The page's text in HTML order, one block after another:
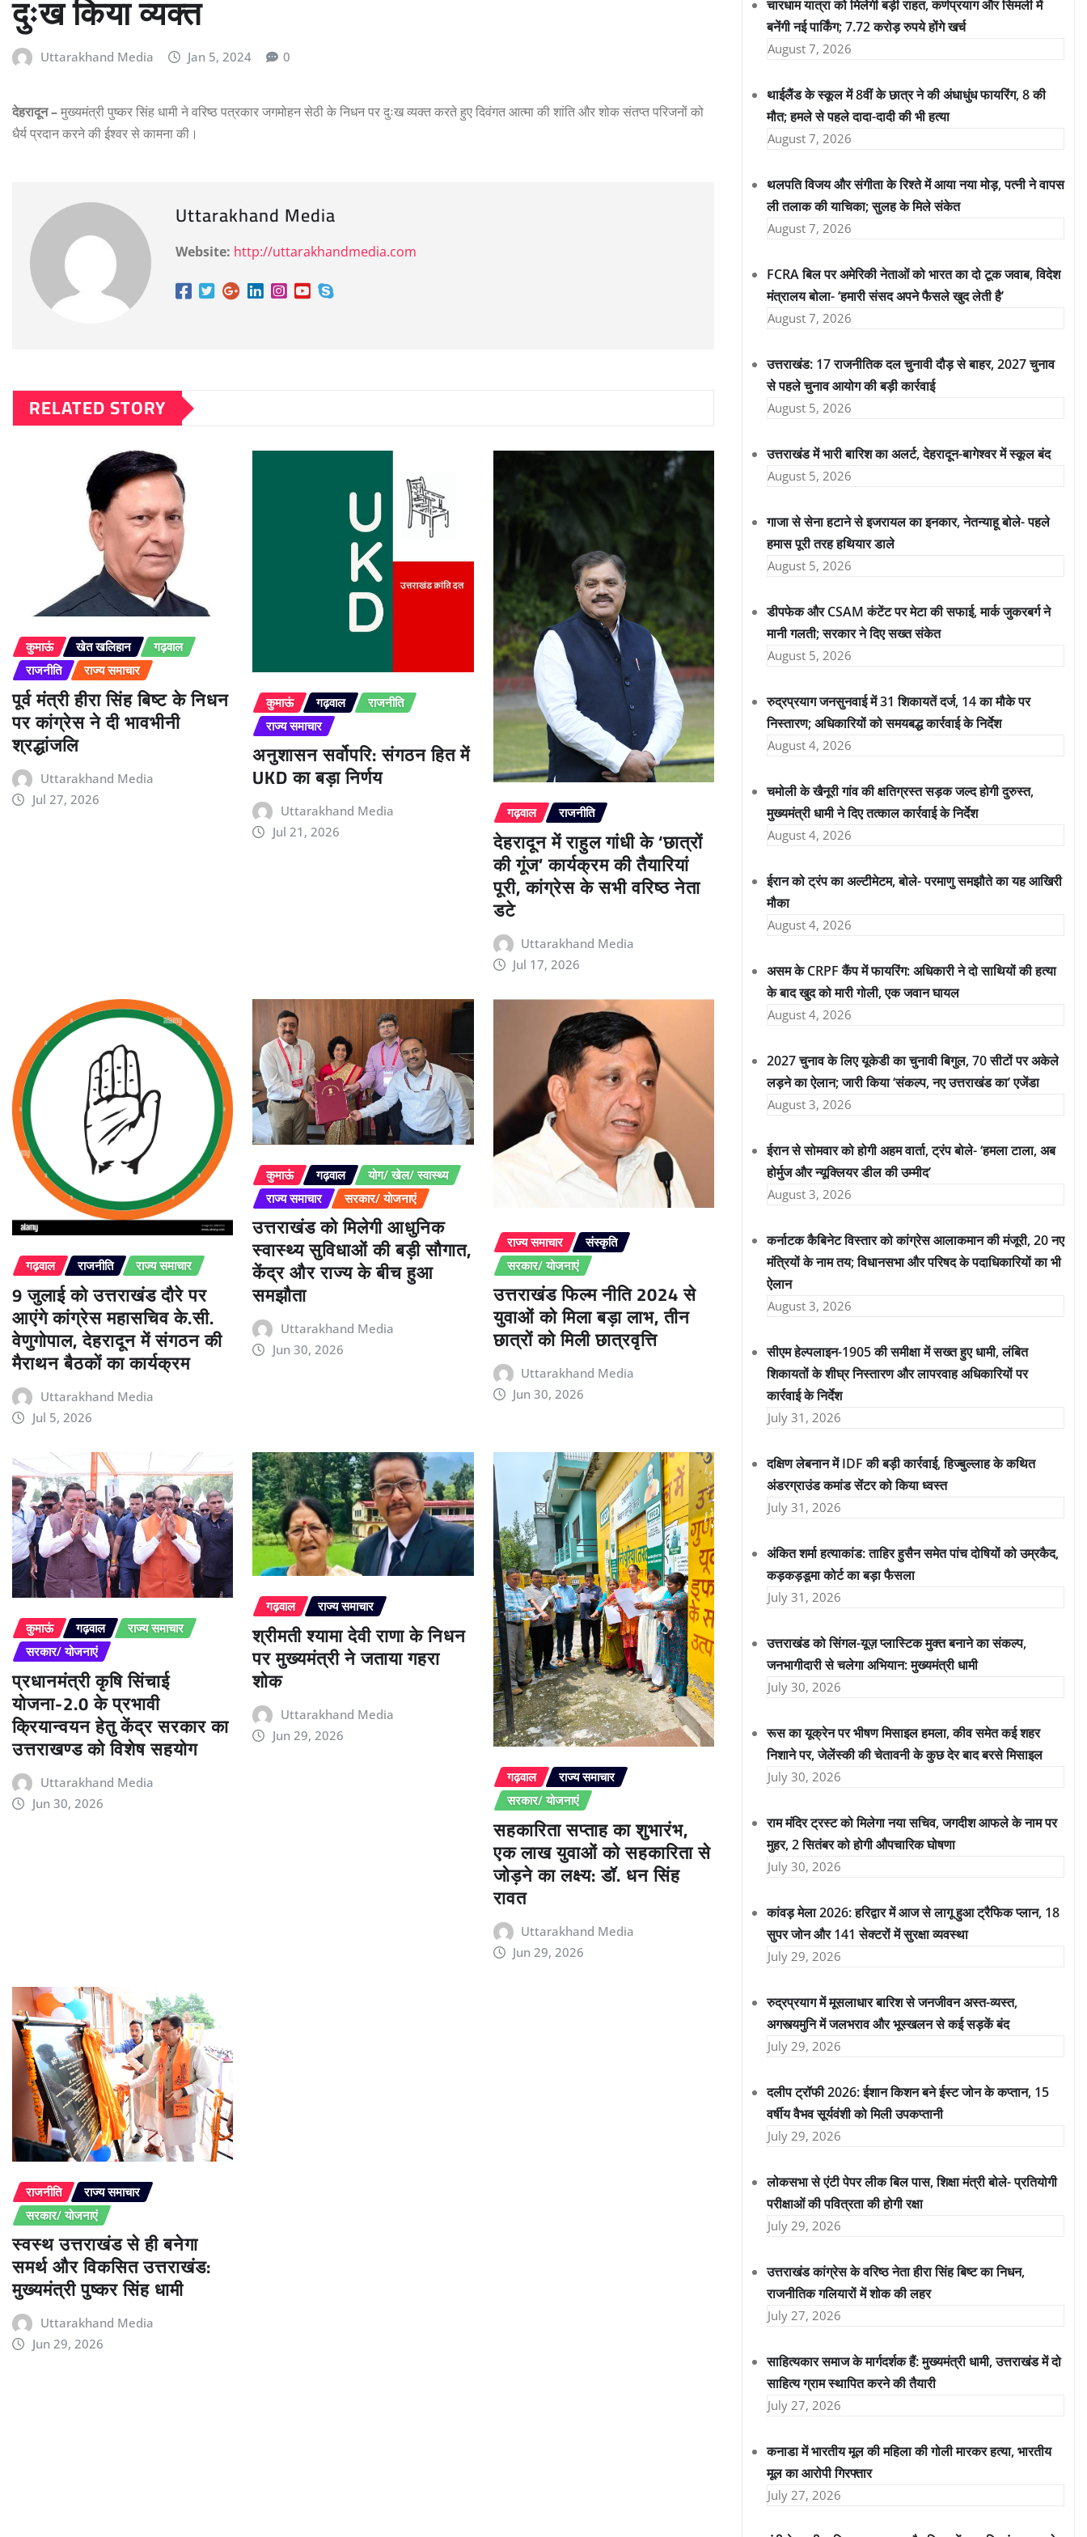
दुःख किया व्यक्त
Uttarakhand Media Jan 5, 2024 0
देहरादून –मुख्यमंत्री पुष्कर सिंह धामी ने वरिष्ठ पत्रकार जगमोहन सेठी के निधन पर दुःख व्यक्त करते हुए दिवंगत आत्मा की शांति और शोक संतप्त परिजनों को
धैर्य प्रदान करने की ईश्वर से कामना की।
Uttarakhand Media
Website: http://uttarakhandmedia.com
RELATED STORY
कुमाऊं खेत खलिहान
गढ़वाल
राजनीति
राज्य समाचार
पूर्व मंत्री हीरा सिंह बिष्ट के निधन
पर कांग्रेस ने दी भावभीनी
श्रद्धांजलि
Uttarakhand Media
Jul 27, 2026
कुमाऊं गढ़वाल
राजनीति
राज्य समाचार
अनुशासन सर्वोपरि: संगठन हित में
UKD का बड़ा निर्णय
Uttarakhand Media
Jul 21, 2026
गढ़वाल राजनीति
देहरादून में राहुल गांधी के ‘छात्रों
की गूंज’ कार्यक्रम की तैयारियां
पूरी, कांग्रेस के सभी वरिष्ठ नेता
डटे
Uttarakhand Media
Jul 17, 2026
गढ़वाल राजनीति राज्य समाचार
9 जुलाई को उत्तराखंड दौरे पर
आएंगे कांग्रेस महासचिव के.सी.
वेणुगोपाल, देहरादून में संगठन की
मैराथन बैठकों का कार्यक्रम
Uttarakhand Media
Jul 5, 2026
कुमाऊं गढ़वाल
योग/ खेल/ स्वास्थ्य
राज्य समाचार
सरकार/ योजनाएं
उत्तराखंड को मिलेगी आधुनिक
स्वास्थ्य सुविधाओं की बड़ी सौगात,
केंद्र और राज्य के बीच हुआ
समझौता
Uttarakhand Media
Jun 30, 2026
राज्य समाचार
संस्कृति
सरकार/ योजनाएं
उत्तराखंड फिल्म नीति 2024 से
युवाओं को मिला बड़ा लाभ, तीन
छात्रों को मिली छात्रवृत्ति
Uttarakhand Media
Jun 30, 2026
कुमाऊं गढ़वाल
राज्य समाचार
सरकार/ योजनाएं
प्रधानमंत्री कृषि सिंचाई
योजना-2.0 के प्रभावी
क्रियान्वयन हेतु केंद्र सरकार का
उत्तराखण्ड को विशेष सहयोग
Uttarakhand Media
Jun 30, 2026
गढ़वाल राज्य समाचार
श्रीमती श्यामा देवी राणा के निधन
पर मुख्यमंत्री ने जताया गहरा
शोक
Uttarakhand Media
Jun 29, 2026
गढ़वाल
राज्य समाचार
सरकार/ योजनाएं
सहकारिता सप्ताह का शुभारंभ,
एक लाख युवाओं को सहकारिता से
जोड़ने का लक्ष्य: डॉ. धन सिंह
रावत
Uttarakhand Media
Jun 29, 2026
राजनीति
राज्य समाचार
सरकार/ योजनाएं
स्वस्थ उत्तराखंड से ही बनेगा
समर्थ और विकसित उत्तराखंड:
मुख्यमंत्री पुष्कर सिंह धामी
Uttarakhand Media
Jun 29, 2026
चारधाम यात्रा को मिलेगी बड़ी राहत, कर्णप्रयाग और सिमली में
बनेंगी नई पार्किंग; 7.72 करोड़ रुपये होंगे खर्च
August 7, 2026
थाईलैंड के स्कूल में 8वीं के छात्र ने की अंधाधुंध फायरिंग, 8 की
मौत; हमले से पहले दादा-दादी की भी हत्या
August 7, 2026
थलपति विजय और संगीता के रिश्ते में आया नया मोड़, पत्नी ने वापस
ली तलाक की याचिका; सुलह के मिले संकेत
August 7, 2026
FCRA बिल पर अमेरिकी नेताओं को भारत का दो टूक जवाब, विदेश
मंत्रालय बोला- ‘हमारी संसद अपने फैसले खुद लेती है’
August 7, 2026
उत्तराखंड: 17 राजनीतिक दल चुनावी दौड़ से बाहर, 2027 चुनाव
से पहले चुनाव आयोग की बड़ी कार्रवाई
August 5, 2026
उत्तराखंड में भारी बारिश का अलर्ट, देहरादून-बागेश्वर में स्कूल बंद
August 5, 2026
गाजा से सेना हटाने से इजरायल का इनकार, नेतन्याहू बोले- पहले
हमास पूरी तरह हथियार डाले
August 5, 2026
डीपफेक और CSAM कंटेंट पर मेटा की सफाई, मार्क जुकरबर्ग ने
मानी गलती; सरकार ने दिए सख्त संकेत
August 5, 2026
रुद्रप्रयाग जनसुनवाई में 31 शिकायतें दर्ज, 14 का मौके पर
निस्तारण; अधिकारियों को समयबद्ध कार्रवाई के निर्देश
August 4, 2026
चमोली के खैनूरी गांव की क्षतिग्रस्त सड़क जल्द होगी दुरुस्त,
मुख्यमंत्री धामी ने दिए तत्काल कार्रवाई के निर्देश
August 4, 2026
ईरान को ट्रंप का अल्टीमेटम, बोले- परमाणु समझौते का यह आखिरी
मौका
August 4, 2026
असम के CRPF कैंप में फायरिंग: अधिकारी ने दो साथियों की हत्या
के बाद खुद को मारी गोली, एक जवान घायल
August 4, 2026
2027 चुनाव के लिए यूकेडी का चुनावी बिगुल, 70 सीटों पर अकेले
लड़ने का ऐलान; जारी किया ‘संकल्प, नए उत्तराखंड का’ एजेंडा
August 3, 2026
ईरान से सोमवार को होगी अहम वार्ता, ट्रंप बोले- ‘हमला टाला, अब
होर्मुज और न्यूक्लियर डील की उम्मीद’
August 3, 2026
कर्नाटक कैबिनेट विस्तार को कांग्रेस आलाकमान की मंजूरी, 20 नए
मंत्रियों के नाम तय; विधानसभा और परिषद के पदाधिकारियों का भी
ऐलान
August 3, 2026
सीएम हेल्पलाइन-1905 की समीक्षा में सख्त हुए धामी, लंबित
शिकायतों के शीघ्र निस्तारण और लापरवाह अधिकारियों पर
कार्रवाई के निर्देश
July 31, 2026
दक्षिण लेबनान में IDF की बड़ी कार्रवाई, हिज्बुल्लाह के कथित
अंडरग्राउंड कमांड सेंटर को किया ध्वस्त
July 31, 2026
अंकित शर्मा हत्याकांड: ताहिर हुसैन समेत पांच दोषियों को उम्रकैद,
कड़कड़डूमा कोर्ट का बड़ा फैसला
July 31, 2026
उत्तराखंड को सिंगल-यूज़ प्लास्टिक मुक्त बनाने का संकल्प,
जनभागीदारी से चलेगा अभियान: मुख्यमंत्री धामी
July 30, 2026
रूस का यूक्रेन पर भीषण मिसाइल हमला, कीव समेत कई शहर
निशाने पर, जेलेंस्की की चेतावनी के कुछ देर बाद बरसे मिसाइल
July 30, 2026
राम मंदिर ट्रस्ट को मिलेगा नया सचिव, जगदीश आफले के नाम पर
मुहर, 2 सितंबर को होगी औपचारिक घोषणा
July 30, 2026
कांवड़ मेला 2026: हरिद्वार में आज से लागू हुआ ट्रैफिक प्लान, 18
सुपर जोन और 141 सेक्टरों में सुरक्षा व्यवस्था
July 29, 2026
रुद्रप्रयाग में मूसलाधार बारिश से जनजीवन अस्त-व्यस्त,
अगस्त्यमुनि में जलभराव और भूस्खलन से कई सड़कें बंद
July 29, 2026
दलीप ट्रॉफी 2026: ईशान किशन बने ईस्ट जोन के कप्तान, 15
वर्षीय वैभव सूर्यवंशी को मिली उपकप्तानी
July 29, 2026
लोकसभा से एंटी पेपर लीक बिल पास, शिक्षा मंत्री बोले- प्रतियोगी
परीक्षाओं की पवित्रता की होगी रक्षा
July 29, 2026
उत्तराखंड कांग्रेस के वरिष्ठ नेता हीरा सिंह बिष्ट का निधन,
राजनीतिक गलियारों में शोक की लहर
July 27, 2026
साहित्यकार समाज के मार्गदर्शक हैं: मुख्यमंत्री धामी, उत्तराखंड में दो
साहित्य ग्राम स्थापित करने की तैयारी
July 27, 2026
कनाडा में भारतीय मूल की महिला की गोली मारकर हत्या, भारतीय
मूल का आरोपी गिरफ्तार
July 27, 2026